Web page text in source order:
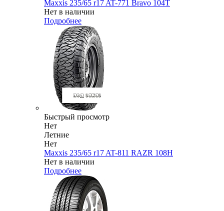
Maxxis 235/65 r17 AT-771 Bravo 104T
Нет в наличии
Подробнее
Быстрый просмотр
Нет
Летние
Нет
Maxxis 235/65 r17 AT-811 RAZR 108H
Нет в наличии
Подробнее